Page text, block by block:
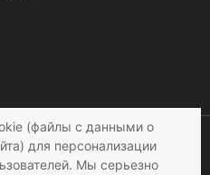
Мы получаем и
обрабатываем
персональные данные
(файлы с данными о
для персонализации
Мы серьезно